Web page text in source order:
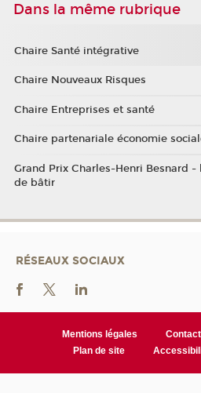
Dans la même rubrique
Chaire Santé intégrative
Chaire Nouveaux Risques
Chaire Entreprises et santé
Chaire partenariale économie
Grand Prix Charles-Henri Besnard
de bâtir
RÉSEAUX SOCIAUX
Mentions légales
Plan de site